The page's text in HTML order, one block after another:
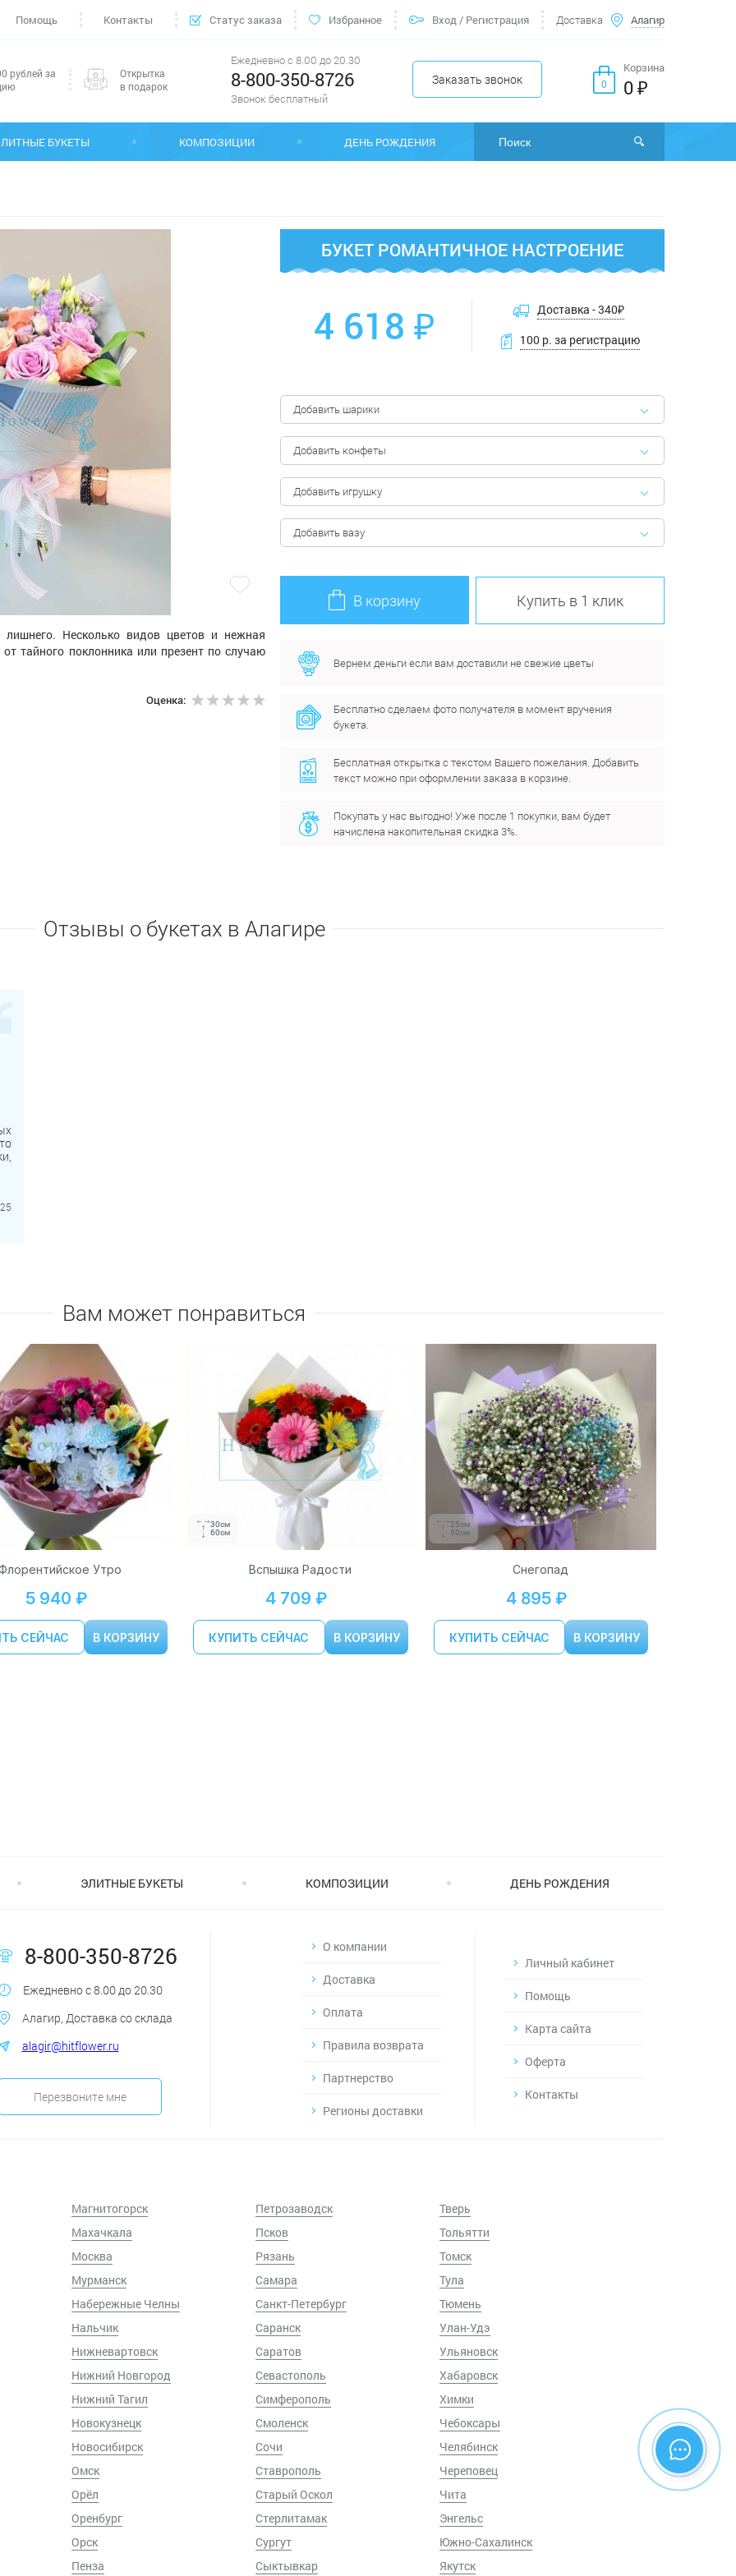
Помощь Контакты Статус заказа Избранное Вход/ Регистрация Доставка Алагир
рублей за
Открытка
в подарок
Ежедневно с 8.00 до 20.30
8-800-350-8726
Звонок бесплатный
Заказать звонок 0
Корзина
0 ₽
БУКЕТЫ КОМПОЗИЦИИ ДЕНЬ РОЖДЕНИЯ
Несколько видов цветов и нежная
тайного поклонника или презент по случаю
Оценка:
БУКЕТ РОМАНТИЧНОЕ НАСТРОЕНИЕ
4 618 ₽ Доставка -340₽
100 р. за регистрацию
Добавить шарики
Добавить конфеты
Добавить игрушку
Добавить вазу
В корзину Купить в 1 клик
Вернем деньги если вам доставили не свежие цветы
Бесплатно сделаем фото получателя в момент вручения
букета.
Бесплатная открытка с текстом Вашего пожелания. Добавить
текст можно при оформлении заказа в корзине.
Покупать у нас выгодно! Уже после 1 покупки, вам будет
начислена накопительная скидка 3%.
Отзывы о букетах в Алагире
и
Вам может понравиться
Утро
5 940 ₽
СЕЙЧАС В КОРЗИНУ
30см
60см
Вспышка Радости
4 709 ₽
КУПИТЬ СЕЙЧАС В КОРЗИНУ
25см
50см
Снегопад
4 895 ₽
КУПИТЬ СЕЙЧАС В КОРЗИНУ
ЭЛИТНЫЕ БУКЕТЫ КОМПОЗИЦИИ ДЕНЬ РОЖДЕНИЯ
8-800-350-8726
Ежедневно с 8.00 до 20.30
Алагир, Доставка со склада
alagir@hitflower.ru
Перезвоните мне
О компании
Доставка
Оплата
Правила возврата
Партнерство
Регионы доставки
Личный кабинет
Помощь
Карта сайта
Оферта
Контакты
Магнитогорск
Махачкала
Москва
Мурманск
Набережные Челны
Нальчик
Нижневартовск
Нижний Новгород
Нижний Тагил
Новокузнецк
Новосибирск
Омск
Орёл
Оренбург
Орск
Пенза
Петрозаводск
Псков
Рязань
Самара
Санкт-Петербург
Саранск
Саратов
Севастополь
Симферополь
Смоленск
Сочи
Ставрополь
Старый Оскол
Стерлитамак
Сургут
Сыктывкар
Тверь
Тольятти
Томск
Тула
Тюмень
Улан-Удэ
Ульяновск
Хабаровск
Химки
Чебоксары
Челябинск
Череповец
Чита
Энгельс
Южно-Сахалинск
Якутск